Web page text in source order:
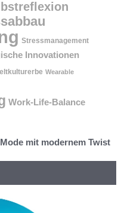
Stressmanagement
Innovationen
Wearable
Work-Life-Balance
mit modernem Twist